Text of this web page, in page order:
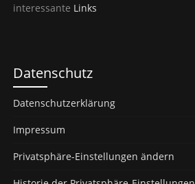
interessante Links
Datenschutz
Datenschutzerklärung
Impressum
Privatsphäre-Einstellungen ändern